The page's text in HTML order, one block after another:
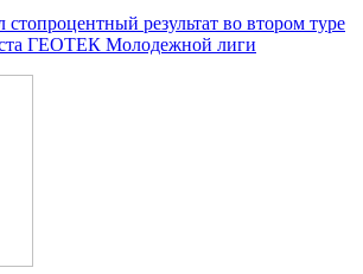
стопроцентный результат во втором туре
ГЕОТЕК Молодежной лиги